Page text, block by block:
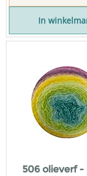
In
506 olieverf -